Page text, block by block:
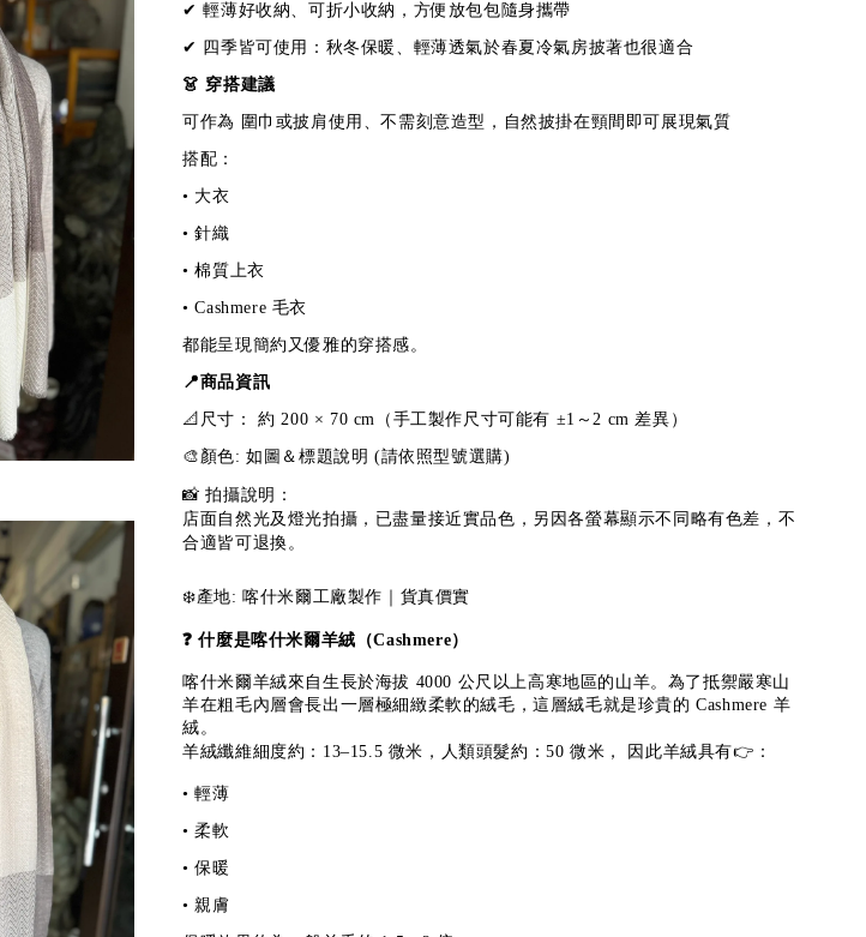
✔ 輕薄好收納、可折小收納，方便放包包隨身攜帶
✔ 四季皆可使用： 秋冬保暖、輕薄透氣於春夏冷氣房披著也很適合
👗 穿搭建議
可作為 圍巾或披肩使用、不需刻意造型，自然披掛在頸間即可展現氣質
搭配：
• 大衣
• 針織
• 棉質上衣
• Cashmere 毛衣
都能呈現簡約又優雅的穿搭感。
📍商品資訊
📐尺寸： 約 200 × 70 cm（手工製作尺寸可能有 ±1～2 cm 差異）
🎨顏色: 如圖＆標題說明 (請依照型號選購)
📸拍攝說明：
店面自然光及燈光拍攝，已盡量接近實品色，另因各螢幕顯示不同略有色差，不
合適皆可退換。
❄️產地: 喀什米爾工廠製作｜貨真價實
❓ 什麼是喀什米爾羊絨（Cashmere）
喀什米爾羊絨來自生長於海拔 4000 公尺以上高寒地區的山羊。為了抵禦嚴寒山
羊在粗毛內層會長出一層極細緻柔軟的絨毛，這層絨毛就是珍貴的 Cashmere 羊
絨。
羊絨纖維細度約：13–15.5 微米，人類頭髮約：50 微米， 因此羊絨具有👉：
• 輕薄
• 柔軟
• 保暖
• 親膚